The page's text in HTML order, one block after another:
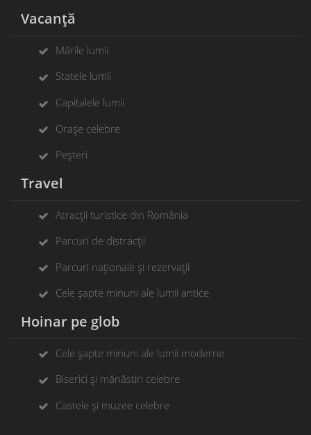
Vacanță
Mările lumii
Statele lumii
Capitalele lumii
Orașe celebre
Peșteri
Travel
Atracții turistice din România
Parcuri de distracții
Parcuri naționale și rezervații
Cele șapte minuni ale lumii antice
Hoinar pe glob
Cele șapte minuni ale lumii moderne
Biserici și mănăstiri celebre
Castele și muzee celebre